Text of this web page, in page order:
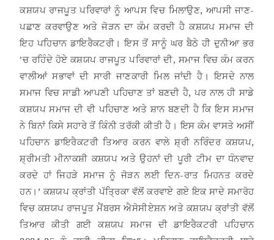
ਕਸ਼ਯਪ ਰਾਜਪੂਤ ਪਰਿਵਾਰਾਂ ਨੂੰ ਆਪਸ ਵਿਚ ਮਿਲਾਉਣ, ਆਪਸੀ ਜਾਣ-
ਪਛਾਣ ਕਰਵਾਉਣ ਅਤੇ ਜੋੜਨ ਦਾ ਕੰਮ ਕਰਦੀ ਹੈ ਕਸ਼ਯਪ ਸਮਾਜ ਦੀ
ਇਹ ਪਹਿਚਾਨ ਡਾਇਰੈਕਟਰੀ। ਇਸ ਤੋਂ ਸਾਨੂੰ ਘਰ ਬੈਠੇ ਹੀ ਦੁਨੀਆ ਭਰ
’ਚ ਰਹਿੰਦੇ ਹੋਏ ਕਸ਼ਯਪ ਰਾਜਪੂਤ ਪਰਿਵਾਰਾਂ ਦੀ, ਸਮਾਜ ਵਿਚ ਕੰਮ ਕਰਨ
ਵਾਲੀਆਂ ਸਭਾਵਾਂ ਦੀ ਸਾਰੀ ਜਾਣਕਾਰੀ ਮਿਲ ਜਾਂਦੀ ਹੈ। ਇਸਦੇ ਨਾਲ
ਸਮਾਜ ਵਿਚ ਸਾਡੀ ਆਪਣੀ ਪਹਿਚਾਣ ਤਾਂ ਬਣਦੀ ਹੈ, ਪਰ ਨਾਲ ਹੀ ਸਾਡੇ
ਕਸ਼ਯਪ ਸਮਾਜ ਦੀ ਵੀ ਪਹਿਚਾਣ ਅਤੇ ਸ਼ਾਨ ਬਣਦੀ ਹੈ ਕਿ ਇਸ ਸਮਾਜ
ਨੇ ਬਿਨਾਂ ਕਿਸੇ ਸਹਾਰੇ ਤੋਂ ਕਿੰਨੀ ਤਰੱਕੀ ਕੀਤੀ ਹੈ। ਇਸ ਕੰਮ ਵਾਸਤੇ ਅਸੀਂ
ਪਹਿਚਾਨ ਡਾਇਰੈਕਟਰੀ ਤਿਆਰ ਕਰਨ ਵਾਲੇ ਸ਼੍ਰੀ ਨਰਿੰਦਰ ਕਸ਼ਯਪ,
ਸ਼੍ਰੀਮਤੀ ਮੀਨਾਕਸ਼ੀ ਕਸ਼ਯਪ ਅਤੇ ਉਹਨਾਂ ਦੀ ਪੂਰੀ ਟੀਮ ਦਾ ਧੰਨਵਾਦ
ਕਰਦੇ ਹਾਂ ਜਿਹੜੇ ਸਮਾਜ ਨੂੰ ਜੋੜਨ ਲਈ ਦਿਨ-ਰਾਤ ਮਿਹਨਤ ਕਰਦੇ
ਹਨ।’ ਕਸ਼ਯਪ ਕ੍ਰਾਂਤੀ ਪੱਤ੍ਰਿਕਾ ਵੱਲੋਂ ਕਰਵਾਏ ਗਏ ਇਕ ਸਾਦੇ ਸਮਾਰੋਹ
ਵਿਚ ਕਸ਼ਯਪ ਰਾਜਪੂਤ ਮੈਂਬਰਸ ਐਸੋਸੀਏਸ਼ਨ ਅਤੇ ਕਸ਼ਯਪ ਕ੍ਰਾਂਤੀ ਵੱਲੋਂ
ਤਿਆਰ ਕੀਤੀ ਗਈ ਕਸ਼ਯਪ ਸਮਾਜ ਦੀ ਡਾਇਰੈਕਟਰੀ ਪਹਿਚਾਨ